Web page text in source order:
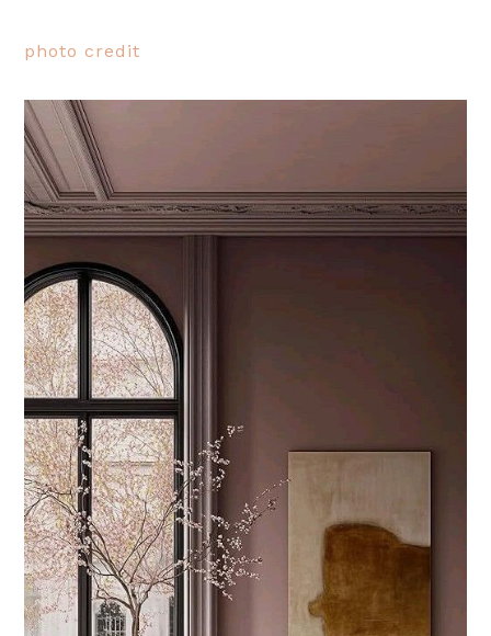
photo credit